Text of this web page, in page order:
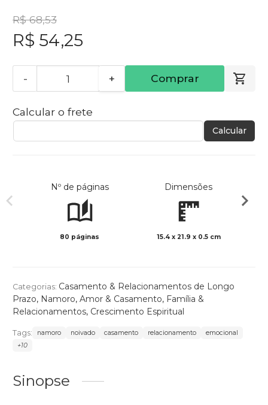
R$ 68,53
R$ 54,25
- + Comprar
Calcular o frete
Calcular
Nº de páginas
80 páginas
Dimensões
15.4 x 21.9 x 0.5 cm
Categorias: Casamento & Relacionamentos de Longo
Prazo, Namoro, Amor & Casamento, Família &
Relacionamentos, Crescimento Espiritual
Tags: namoro noivado casamento relacionamento
emocional
+10
Sinopse